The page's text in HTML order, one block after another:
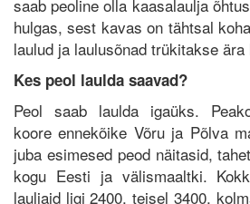
saab peoline olla kaasalaulja
hulgas, sest kavas on tähtsal
laulud ja laulusõnad trükitakse
Kes peol laulda saavad?
Peol saab laulda igaüks.
koore ennekõike Võru ja Põlva
juba esimesed peod näitasid,
kogu Eesti ja välismaaltki.
lauljaid ligi 2400, teisel 3400,